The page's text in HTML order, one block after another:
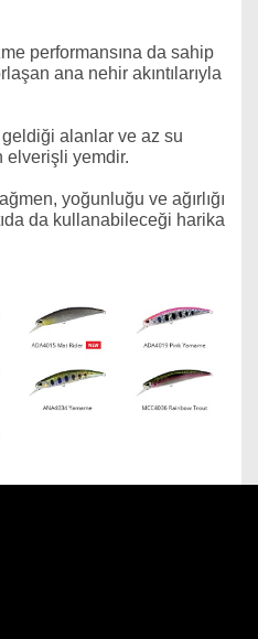
performansına da sahip
ana nehir akıntılarıyla
alanlar ve az su
elverişli yemdir.
yoğunluğu ve ağırlığı
da kullanabileceği harika